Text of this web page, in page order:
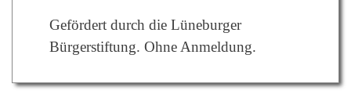
Gefördert durch die Lüneburger
Bürgerstiftung. Ohne Anmeldung.